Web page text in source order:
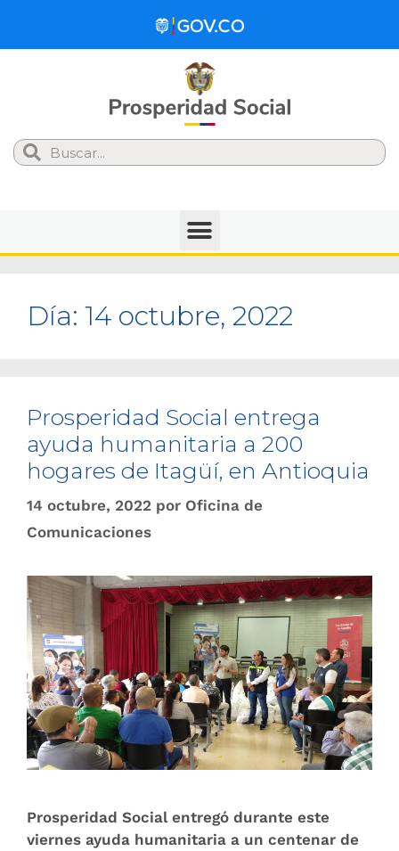
Search
Día:14 octubre, 2022
Prosperidad Social entrega
ayuda humanitaria a 200
hogares de Itagüí, en Antioquia
14 octubre, 2022 por Oficina de
Comunicaciones
Prosperidad Social entregó durante este
viernes ayuda humanitaria a un centenar de